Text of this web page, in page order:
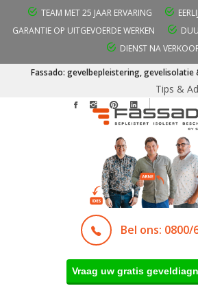
TEAM MET 25 JAAR ERVARING
GARANTIE OP UITGEVOERDE WERKEN
DIENST NA
Fassado: gevelbepleistering, gevelisolatie
Tips &
Bel ons: 0800/
Vraag uw gratis